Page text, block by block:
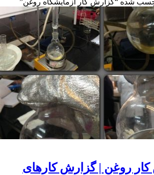
“ﮔﺰﺍﺭﺵ ﮐﺎﺭ ﺁﺯﻣﺎﯾﺸﮕﺎﻩ ﺭﻭﻏﻦ”
روغن | ﮔﺰﺍﺭﺵ ﮐﺎﺭهای